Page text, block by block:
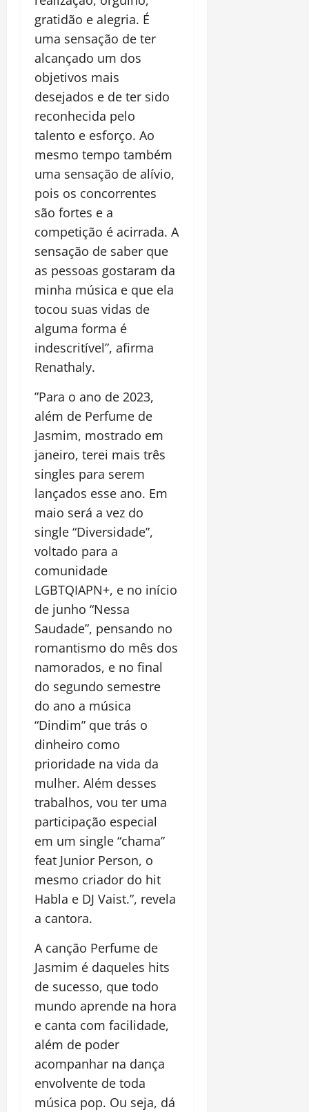
gratidão e alegria. É
uma sensação de ter
alcançado um dos
objetivos mais
desejados e de ter sido
reconhecida pelo
talento e esforço. Ao
mesmo tempo também
uma sensação de alívio,
pois os concorrentes
são fortes e a
competição é acirrada. A
sensação de saber que
as pessoas gostaram da
minha música e que ela
tocou suas vidas de
alguma forma é
indescritível”, afirma
Renathaly.
”Para o ano de 2023,
além de Perfume de
Jasmim, mostrado em
janeiro, terei mais três
singles para serem
lançados esse ano. Em
maio será a vez do
single “Diversidade”,
voltado para a
comunidade
LGBTQIAPN+, e no início
de junho “Nessa
Saudade”, pensando no
romantismo do mês dos
namorados, e no final
do segundo semestre
do ano a música
“Dindim” que trás o
dinheiro como
prioridade na vida da
mulher. Além desses
trabalhos, vou ter uma
participação especial
em um single “chama”
feat Junior Person, o
mesmo criador do hit
Habla e DJ Vaist.”, revela
a cantora.
A canção Perfume de
Jasmim é daqueles hits
de sucesso, que todo
mundo aprende na hora
e canta com facilidade,
além de poder
acompanhar na dança
envolvente de toda
música pop. Ou seja, dá